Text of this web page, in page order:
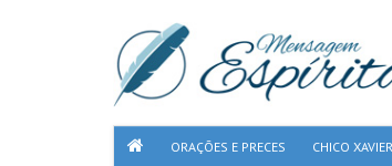
ORAÇÕES E PRECES CHICO XAVIER